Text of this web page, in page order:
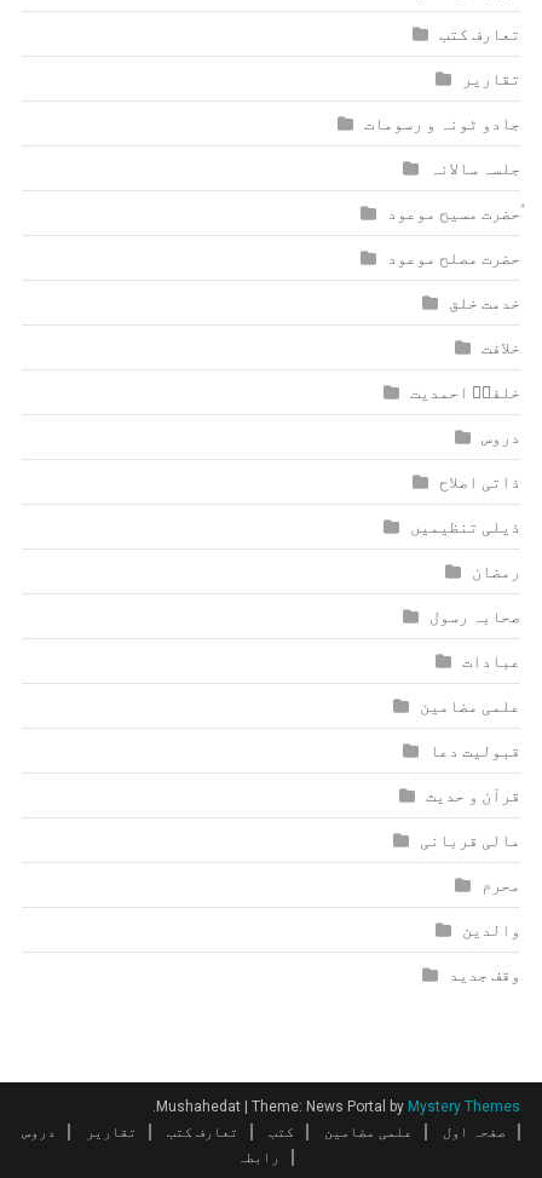
تعارف کتب
تقاریر
جادو ٹونہ و رسومات
جلسہ سالانہ
ٰؑحضرت مسیح موعود
حضرت مصلح موعود
خدمت خلق
خلافت
خلفاؑ احمدیت
دروس
ذاتی اصلاح
ذیلی تنظیمیں
رمضان
صحابہ رسول
عبادات
علمی مضامین
قبولیت دعا
قرآن و حدیث
مالی قربانی
محرم
والدین
وقف جدید
Mushahedat |Theme: News Portal by Mystery Themes
صفحہ اول
علمی مضامین کتب تعارف کتب تقاریر
دروس
رابطہ